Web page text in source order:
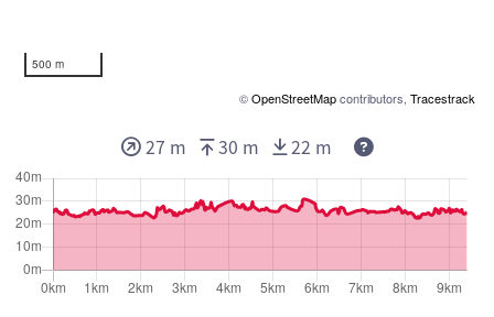
500 m
©OpenStreetMapcontributors, Tracestrack
27 m 30 m 22 m